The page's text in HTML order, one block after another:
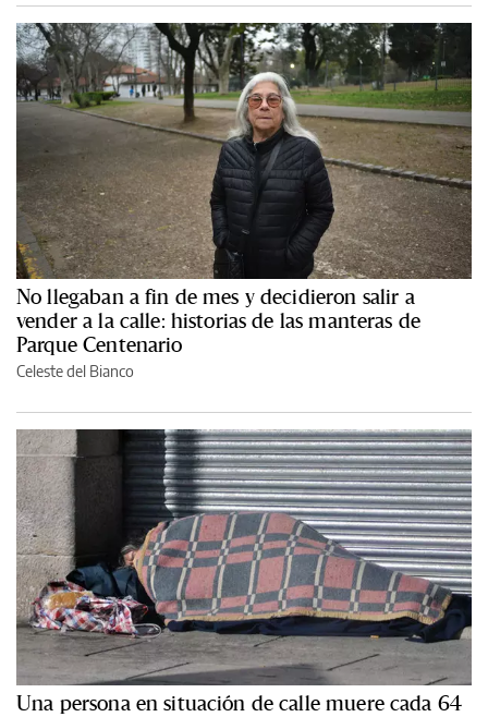
No llegaban a fin de mes y decidieron salir a
vender a la calle: historias de las manteras de
Parque Centenario
Celeste del Bianco
Una persona en situación de calle muere cada 64